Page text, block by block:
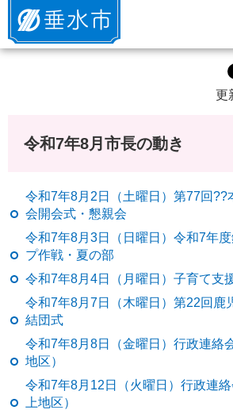
垂水市
更
令和7年8月市長の動き
令和7年8月2日（土曜日）第77回??
会開会式・懇親会
令和7年8月3日（日曜日）令和7年
プ作戦・夏の部
令和7年8月4日（月曜日）子育て支
令和7年8月7日（木曜日）第22回鹿
結団式
令和7年8月8日（金曜日）行政連絡
地区）
令和7年8月12日（火曜日）行政連
上地区）